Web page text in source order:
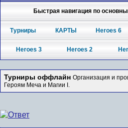
Быстрая навигация по
Турниры КАРТЫ Heroes 6
Heroes 3 Heroes 2
Турниры оффлайн Организация и
Героям Меча и Магии I.